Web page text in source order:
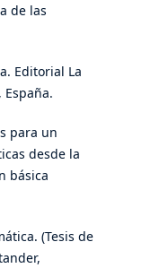
de las
Editorial La
para un
desde la
básica
(Tesis de